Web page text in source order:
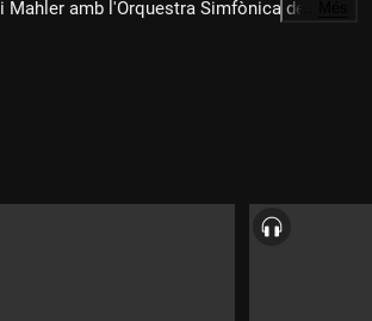
Mahler amb l'Orquestra Simfònica de la
n. 49 en fa m "La Passió", Hob.I:49.
n. 5 en do# m.
Alemanya Cultura (Berlín) el dissabte 9 de
…